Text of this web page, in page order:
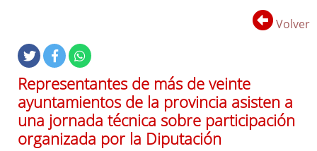
Noticias
Lista
de
distribución
Volver
Representantes de más de veinte
ayuntamientos de la provincia asisten a
una jornada técnica sobre participación
organizada por la Diputación